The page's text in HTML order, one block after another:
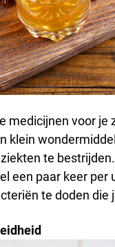
medicijnen voor je
klein
te
een paar keer
te doden die